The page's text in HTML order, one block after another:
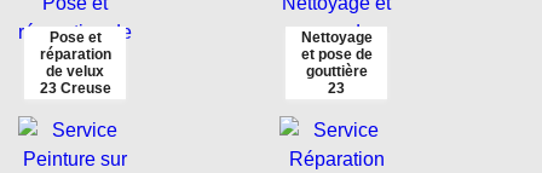
Pose et
réparation
de velux
23 Creuse
Nettoyage
et pose de
gouttière
23